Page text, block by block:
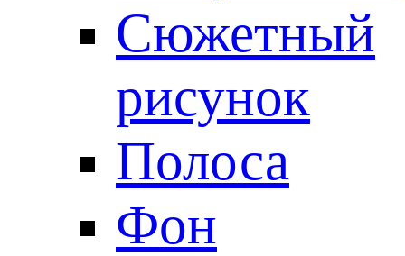
Сюжетный
рисунок
Полоса
Фон